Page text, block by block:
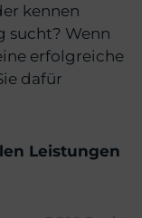
kennen
sucht? Wenn
erfolgreiche
dafür
Leistungen